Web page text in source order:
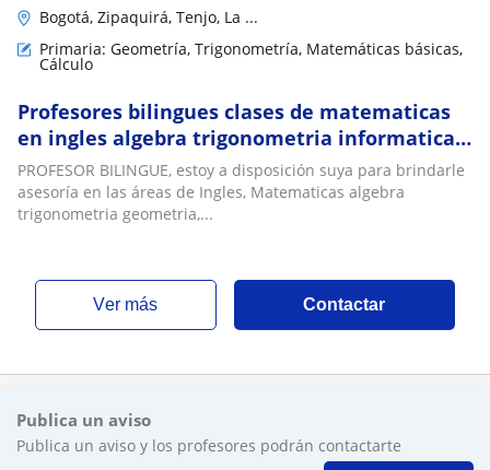
Bogotá, Zipaquirá, Tenjo, La ...
Primaria: Geometría, Trigonometría, Matemáticas básicas,
Cálculo
Profesores bilingues clases de matematicas
en ingles algebra trigonometria informatica
science sociales a domicilio en Bogota
PROFESOR BILINGUE, estoy a disposición suya para brindarle
asesoría en las áreas de Ingles, Matematicas algebra
trigonometria geometria,...
ver más Contactar
Publica un aviso
Publica un aviso y los profesores podrán contactarte